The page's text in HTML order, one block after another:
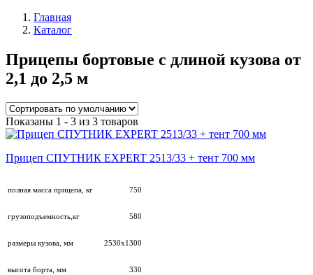
Главная
Каталог
Прицепы бортовые с длиной кузова от
2,1 до 2,5 м
Показаны 1 - 3 из 3 товаров
Прицеп СПУТНИК EXPERT 2513/33 + тент 700 мм
полная масса прицепа, кг 750
грузоподъемность,кг 580
размеры кузова, мм 2530х1300
высота борта, мм 330